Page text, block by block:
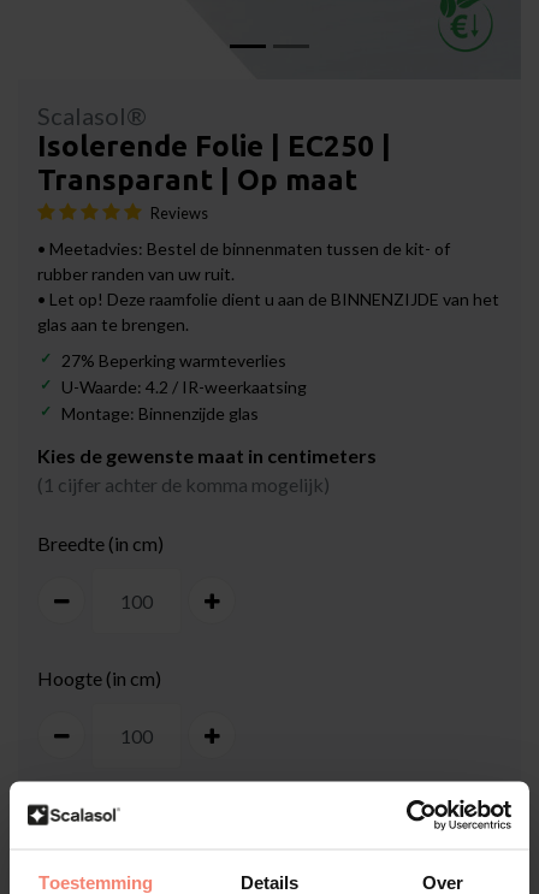
Toestemming Details Over
Scalasol®
Isolerende Folie | EC250 |
Transparant | Op maat
Reviews
• Meetadvies: Bestel de binnenmaten tussen de kit- of
rubber randen van uw ruit.
• Let op! Deze raamfolie dient u aan de BINNENZIJDE van het
glas aan te brengen.
27% Beperking warmteverlies
U-Waarde: 4.2 / IR-weerkaatsing
Montage: Binnenzijde glas
Kies de gewenste maat in centimeters
(1 cijfer achter de komma mogelijk)
Breedte (in cm)
Hoogte (in cm)